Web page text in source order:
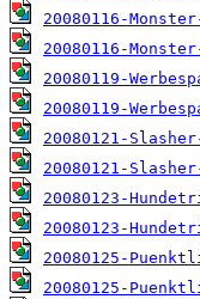
20080116-
20080116-
20080119-
20080119-
20080121-
20080121-
20080123-
20080123-
20080125-
20080125-